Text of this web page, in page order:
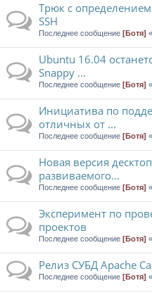
Трюк с
SSH
Последнее сообщение [Ботя] «
Ubuntu 16.04
Snappy ...
Последнее сообщение [Ботя] «
Инициатива по
отличных от ...
Последнее сообщение [Ботя] «
Новая версия
развиваемого...
Последнее сообщение [Ботя] «
Эксперимент по
проектов
Последнее сообщение [Ботя] «
Релиз СУБД Apache
Последнее сообщение [Ботя] «